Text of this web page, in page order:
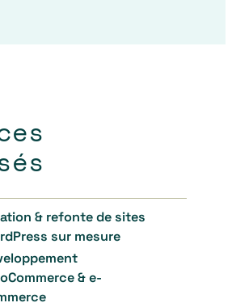
& refonte de sites
sur mesure
& e-